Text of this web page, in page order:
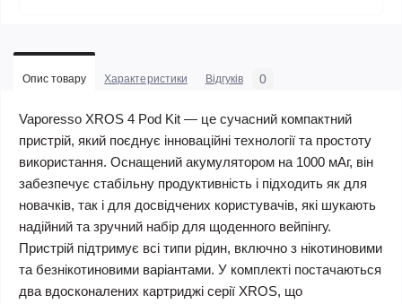
Опис товару Характеристики Відгуків 0
Vaporesso XROS 4 Pod Kit — це сучасний компактний
пристрій, який поєднує інноваційні технології та простоту
використання. Оснащений акумулятором на 1000 мАг, він
забезпечує стабільну продуктивність і підходить як для
новачків, так і для досвідчених користувачів, які шукають
надійний та зручний набір для щоденного вейпінгу.
Пристрій підтримує всі типи рідин, включно з нікотиновими
та безнікотиновими варіантами. У комплекті постачаються
два вдосконалених картриджі серії XROS, що